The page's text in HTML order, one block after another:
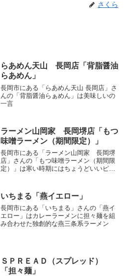
さくら
らあめん天山 長岡店「背脂醤油
らあめん」
長岡市にある「らあめん天山 長岡店」さ
んの「背脂醤油らぁめん」は美味しいの
一言
ラーメン山岡家 長岡堺店「もつ
味噌ラーメン（期間限定）」
長岡市にある「ラーメン山岡家 長岡堺
店」さんの「もつ味噌ラーメン（期間限
定）」は寒い時期にはちょうどいいピリ
いちまる「燕イエロー」
長岡市にある「いちまる」さんの「燕イ
エロー」はカレーラーメンに担々麺を組
み合わせた独創的な燕三条系ラーメン
ＳＰＲＥＡＤ（スプレッド）
「担々麺」